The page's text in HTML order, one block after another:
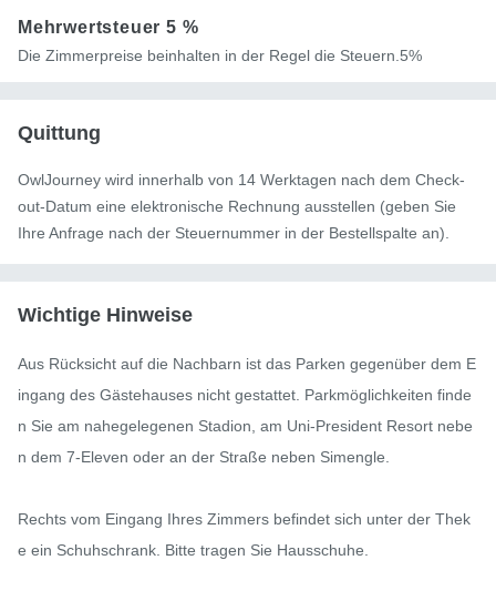
Mehrwertsteuer5 %
Die Zimmerpreise beinhalten in der Regel die Steuern.5%
Quittung
OwlJourney wird innerhalb von 14 Werktagen nach dem Check-
out-Datum eine elektronische Rechnung ausstellen (geben Sie
Ihre Anfrage nach der Steuernummer in der Bestellspalte an).
Wichtige Hinweise
Aus Rücksicht auf die Nachbarn ist das Parken gegenüber dem E
ingang des Gästehauses nicht gestattet. Parkmöglichkeiten finde
n Sie am nahegelegenen Stadion, am Uni-President Resort nebe
n dem 7-Eleven oder an der Straße neben Simengle.
Rechts vom Eingang Ihres Zimmers befindet sich unter der Thek
e ein Schuhschrank. Bitte tragen Sie Hausschuhe.